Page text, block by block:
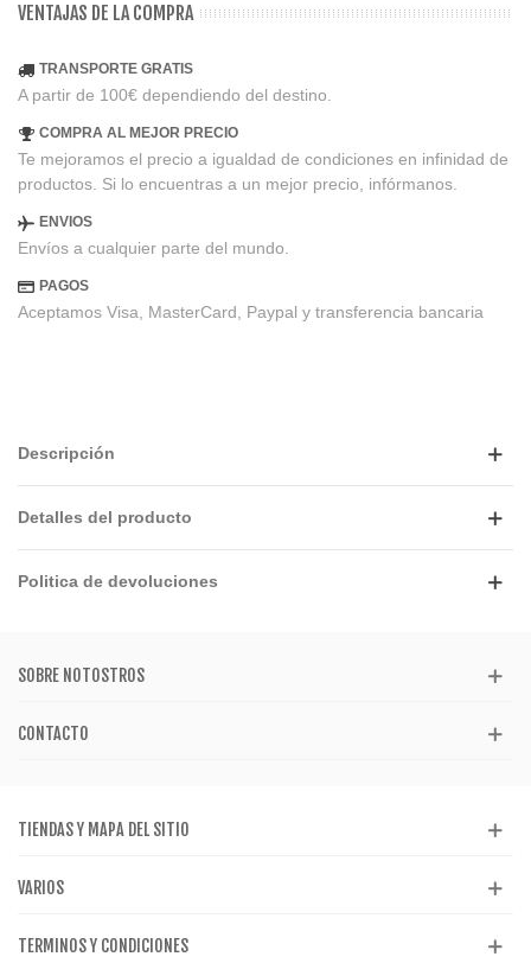
VENTAJAS DE LA COMPRA
TRANSPORTE GRATIS
A partir de 100€ dependiendo del destino.
COMPRA AL MEJOR PRECIO
Te mejoramos el precio a igualdad de condiciones en infinidad de
productos. Si lo encuentras a un mejor precio, infórmanos.
ENVIOS
Envíos a cualquier parte del mundo.
PAGOS
Aceptamos Visa, MasterCard, Paypal y transferencia bancaria
Descripción
Detalles del producto
Politica de devoluciones
SOBRE NOTOSTROS
CONTACTO
TIENDAS Y MAPA DEL SITIO
VARIOS
TERMINOS Y CONDICIONES